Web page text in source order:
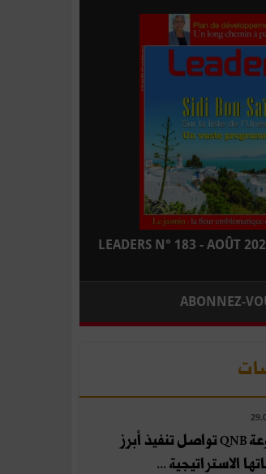
LEADERS N° 183 - AOÛT
ABONNEZ-
مجموعة QNB تواصل تنفيذ أبرز
الاستراتيجية ...